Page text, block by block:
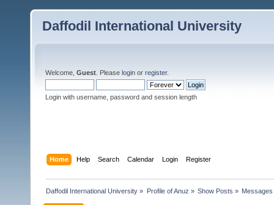
Daffodil International University
Welcome, Guest . Please login or register.
Login with username, password and session length
Home Help Search Calendar Login Register
Daffodil International University » Profile of Anuz » Show Posts » Messages